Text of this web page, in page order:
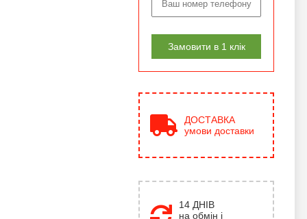
Замовити в 1 клік
ДОСТАВКА
умови доставки
14 ДНІВ
на обмін і